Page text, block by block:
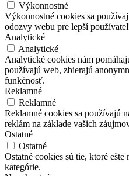
Výkonnostné
Výkonnostné cookies sa
odozvy webu pre lepší
Analytické
Analytické
Analytické cookies nám
používajú web, zbierajú
funkčnosť.
Reklamné
Reklamné
Reklamné cookies sa používajú
reklám na základe vašich
Ostatné
Ostatné
Ostatné cookies sú tie, ktoré
kategórie.